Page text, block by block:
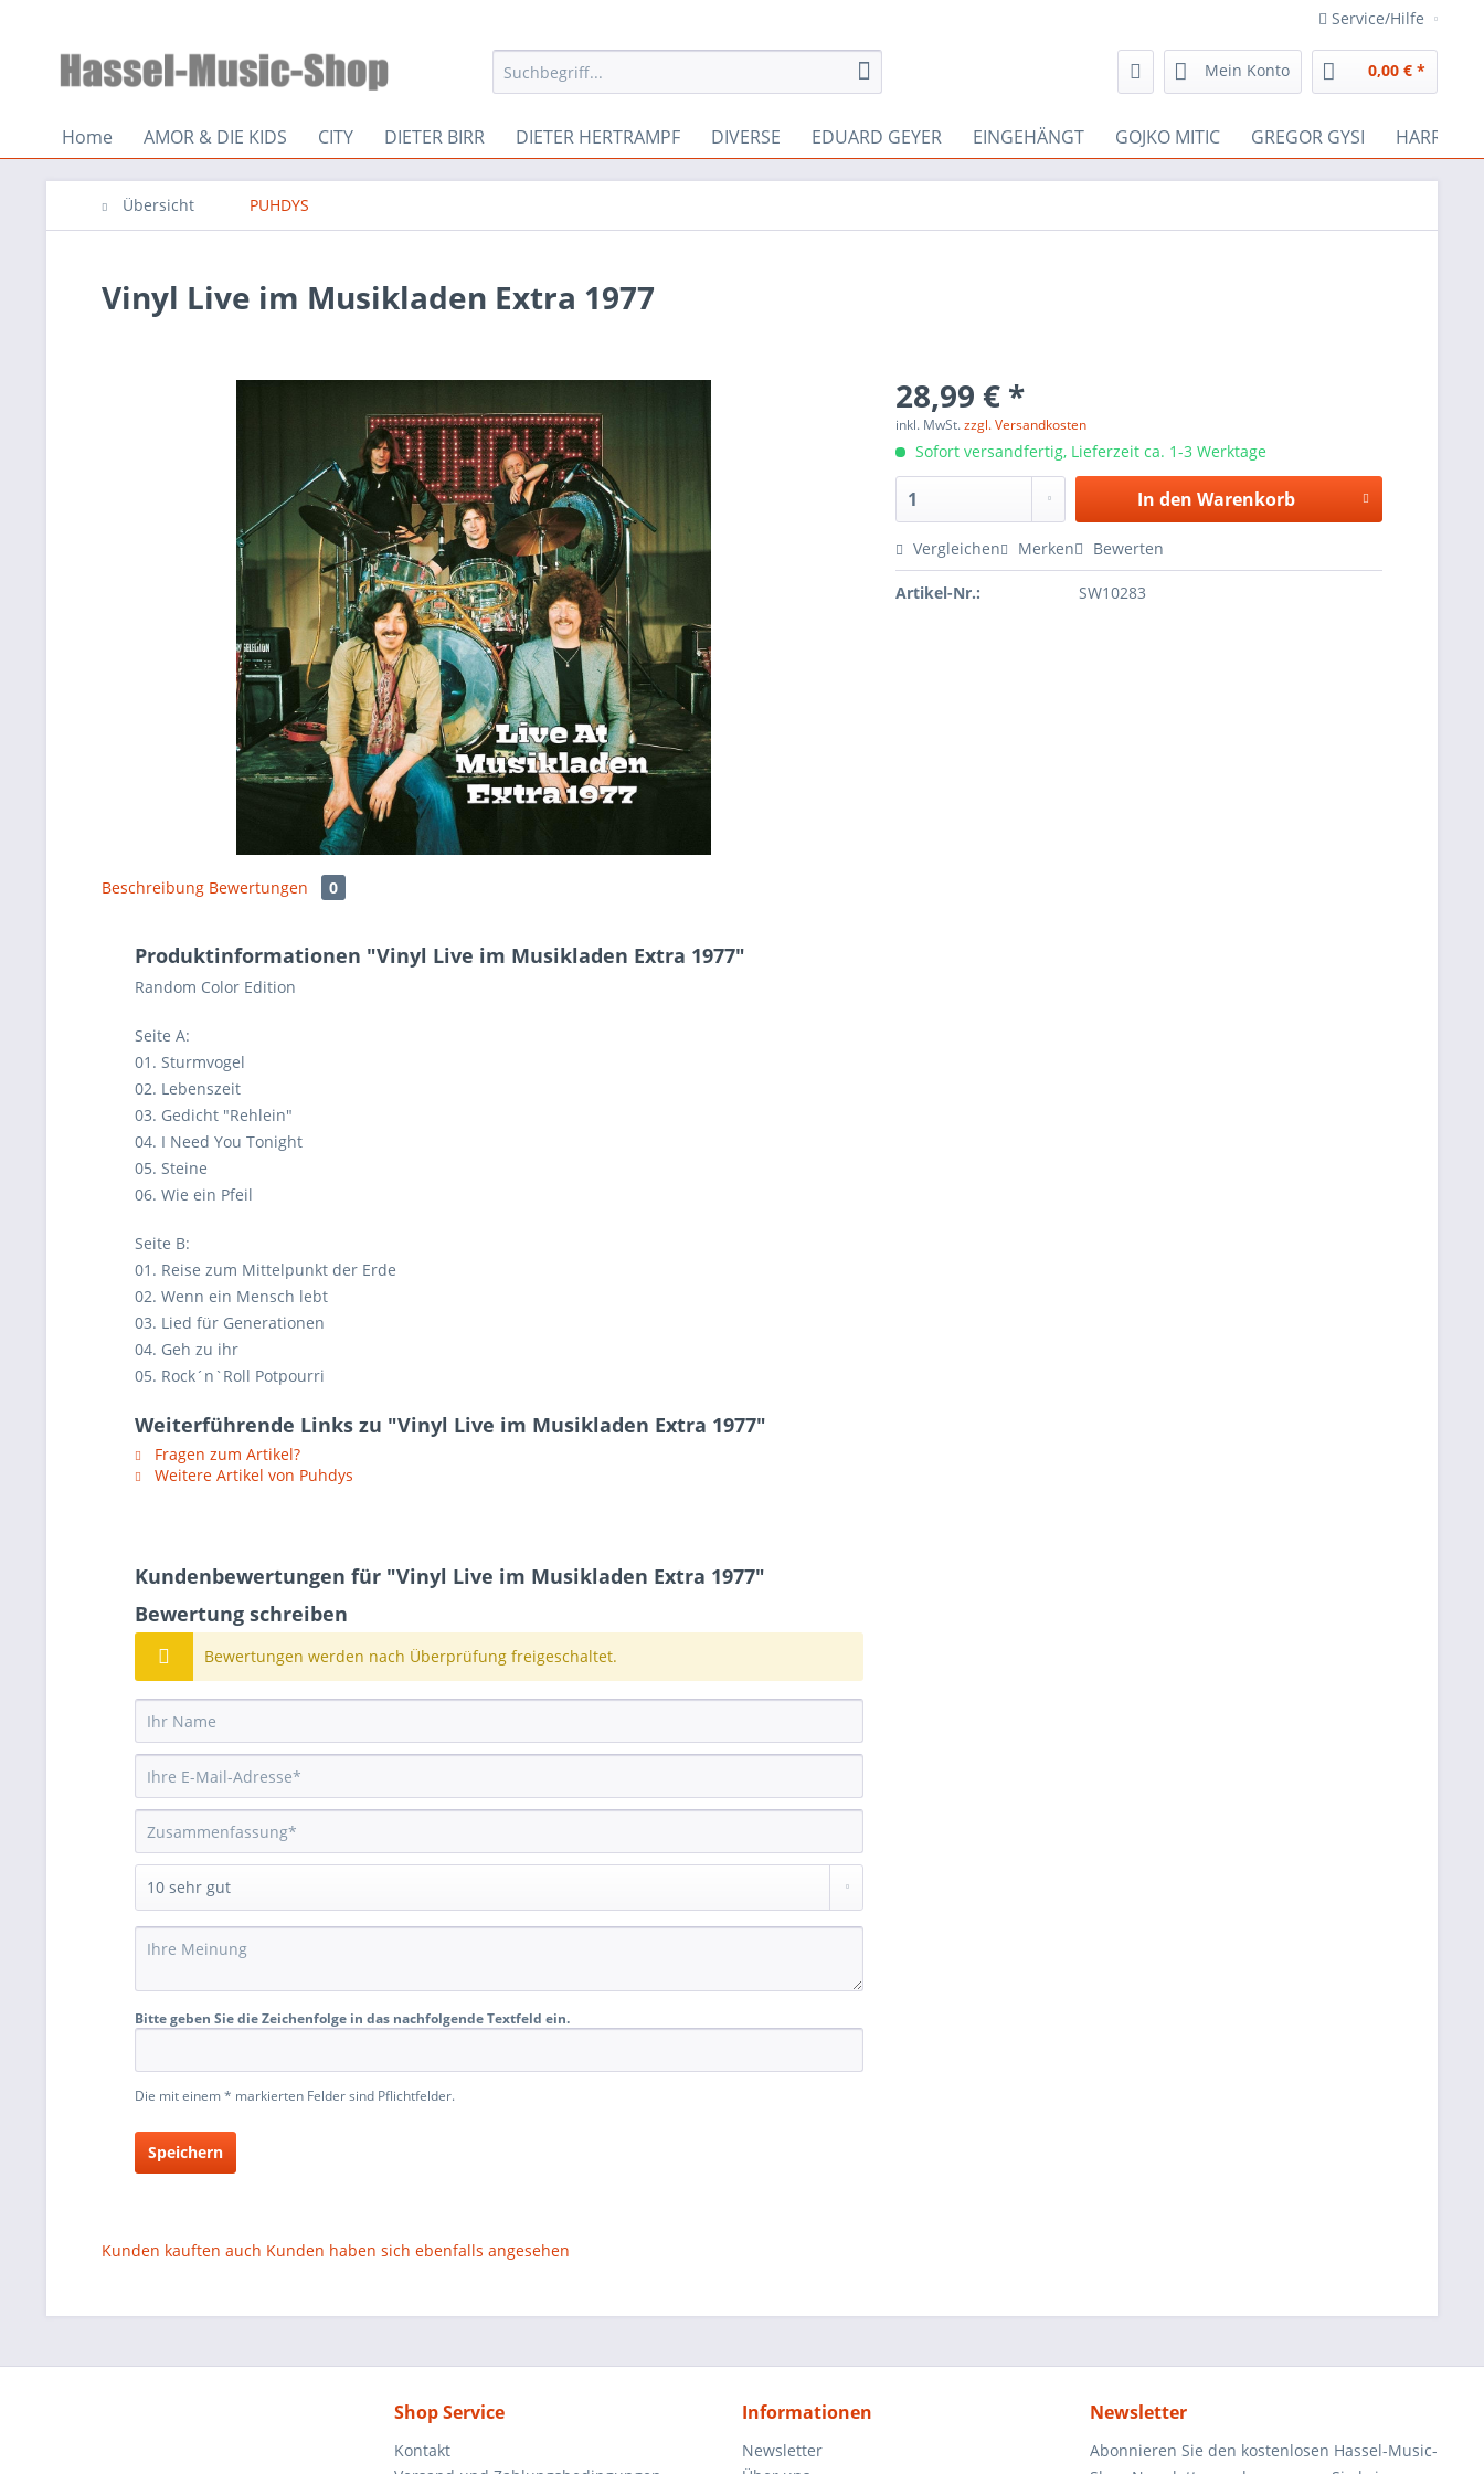
Service/Hilfe
Mein Konto 0,00 € *
Home AMOR & DIE KIDS CITY DIETER BIRR DIETER HERTRAMPF DIVERSE EDUARD GEYER EINGEHÄNGT GOJKO MITIC GREGOR GYSI HARRY
Übersicht PUHDYS
Vinyl Live im Musikladen Extra 1977
28,99 € *
inkl. MwSt.zzgl. Versandkosten
Sofort versandfertig, Lieferzeit ca. 1-3 Werktage
In den Warenkorb
Vergleichen Merken Bewerten
Artikel-Nr.: SW10283
Beschreibung Bewertungen 0
Produktinformationen "Vinyl Live im Musikladen Extra 1977"
Random Color Edition
Seite A:
01. Sturmvogel
02. Lebenszeit
03. Gedicht "Rehlein"
04. I Need You Tonight
05. Steine
06. Wie ein Pfeil
Seite B:
01. Reise zum Mittelpunkt der Erde
02. Wenn ein Mensch lebt
03. Lied für Generationen
04. Geh zu ihr
05. Rock´n`Roll Potpourri
Weiterführende Links zu "Vinyl Live im Musikladen Extra 1977"
Fragen zum Artikel?
Weitere Artikel von Puhdys
Kundenbewertungen für "Vinyl Live im Musikladen Extra 1977"
Bewertung schreiben
Bewertungen werden nach Überprüfung freigeschaltet.
Bitte geben Sie die Zeichenfolge in das nachfolgende Textfeld ein.
Die mit einem * markierten Felder sind Pflichtfelder.
Speichern
Kunden kauften auch Kunden haben sich ebenfalls angesehen
Shop Service
Kontakt
Informationen
Newsletter
Newsletter
Abonnieren Sie den kostenlosen Hassel-Music-